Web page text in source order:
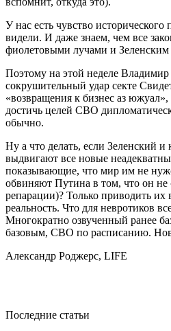
У нас есть чувство
видели. И даже знаем, чем все
фиолетовыми лучами и Зеленским
Поэтому на этой неделе
сокрушительный удар секте
«возвращения к бизнес аз южуал»,
достичь целей СВО
обычно.
Ну а что делать, если Зеленский
выдвигают все новые
показывающие, что мир им не
обвиняют Путина в том, что он не
репарации)? Только приводить их
реальность. Что для невротиков
Многократно озвученный ранее
базовым, СВО по расписанию.
Александр Роджерс, LIFE
Последние статьи